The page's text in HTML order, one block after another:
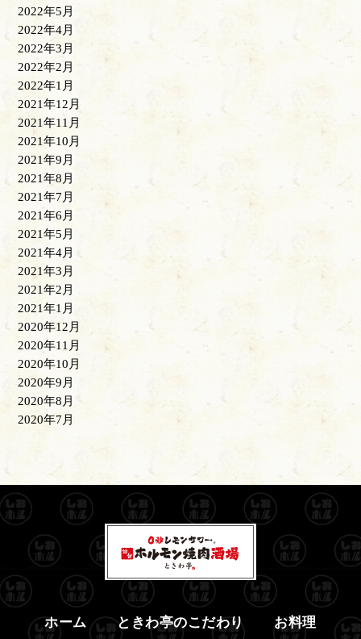
2022年5月
2022年4月
2022年3月
2022年2月
2022年1月
2021年12月
2021年11月
2021年10月
2021年9月
2021年8月
2021年7月
2021年6月
2021年5月
2021年4月
2021年3月
2021年2月
2021年1月
2020年12月
2020年11月
2020年10月
2020年9月
2020年8月
2020年7月
ホーム ときわ亭のこだわり お料理